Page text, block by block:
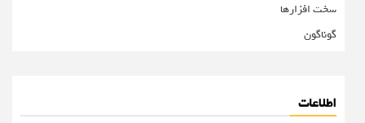
سخت افزارها
گوناگون
اطلاعات